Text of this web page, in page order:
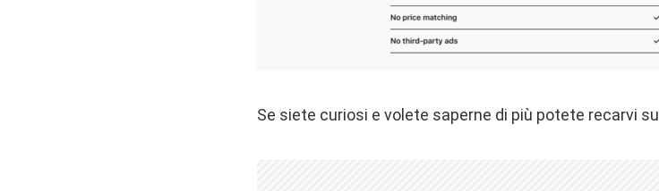
Se siete curiosi e volete saperne di più potete recarvi sul